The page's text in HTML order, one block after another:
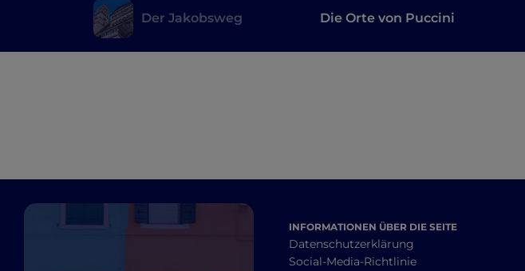
Der Jakobsweg Die Orte von Puccini
INFORMATIONEN ÜBER DIE SEITE
Datenschutzerklärung
Social-Media-Richtlinie